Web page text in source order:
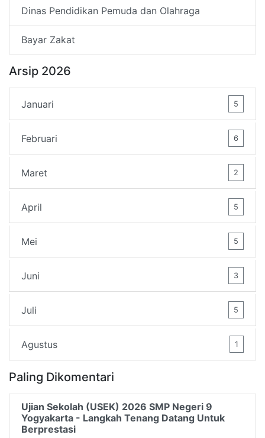
Dinas Pendidikan Pemuda dan Olahraga
Bayar Zakat
Arsip 2026
Januari 5
Februari 6
Maret 2
April 5
Mei 5
Juni 3
Juli 5
Agustus 1
Paling Dikomentari
Ujian Sekolah (USEK) 2026 SMP Negeri 9
Yogyakarta - Langkah Tenang Datang Untuk
Berprestasi